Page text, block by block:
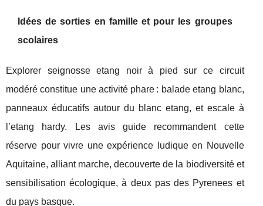
Idées de sorties en famille et pour les groupes
scolaires
Explorer seignosse etang noir à pied sur ce circuit
modéré constitue une activité phare : balade etang blanc,
panneaux éducatifs autour du blanc etang, et escale à
l’etang hardy. Les avis guide recommandent cette
réserve pour vivre une expérience ludique en Nouvelle
Aquitaine, alliant marche, decouverte de la biodiversité et
sensibilisation écologique, à deux pas des Pyrenees et
du pays basque.